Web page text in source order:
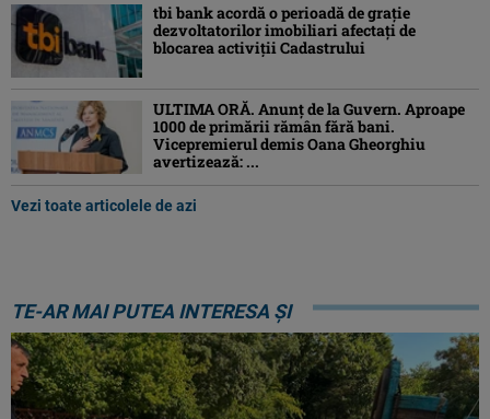
tbi bank acordă o perioadă de grație
dezvoltatorilor imobiliari afectați de
blocarea activiții Cadastrului
ULTIMA ORĂ. Anunț de la Guvern. Aproape
1000 de primării rămân fără bani.
Vicepremierul demis Oana Gheorghiu
avertizează: ...
Vezi toate articolele de azi
TE-AR MAI PUTEA INTERESA ȘI